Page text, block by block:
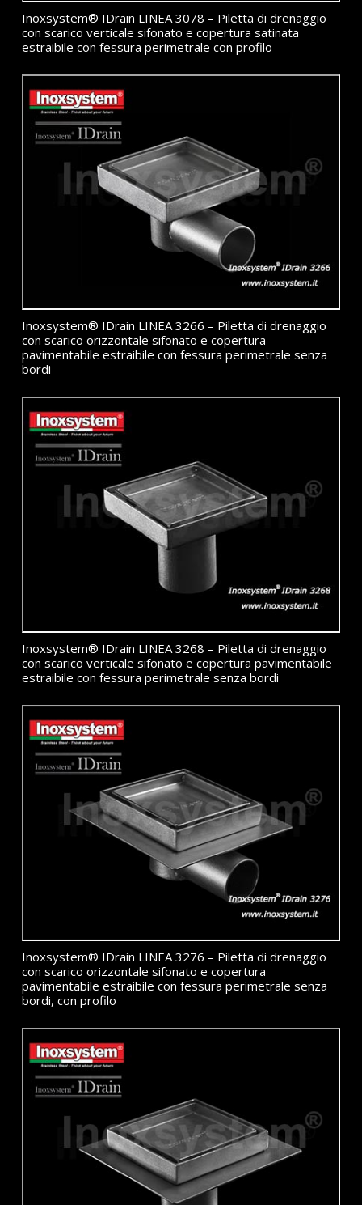
Inoxsystem® IDrain LINEA 3078 – Piletta di drenaggio
con scarico verticale sifonato e copertura satinata
estraibile con fessura perimetrale con profilo
Inoxsystem® IDrain LINEA 3266 – Piletta di drenaggio
con scarico orizzontale sifonato e copertura
pavimentabile estraibile con fessura perimetrale senza
bordi
Inoxsystem® IDrain LINEA 3268 – Piletta di drenaggio
con scarico verticale sifonato e copertura pavimentabile
estraibile con fessura perimetrale senza bordi
Inoxsystem® IDrain LINEA 3276 – Piletta di drenaggio
con scarico orizzontale sifonato e copertura
pavimentabile estraibile con fessura perimetrale senza
bordi, con profilo